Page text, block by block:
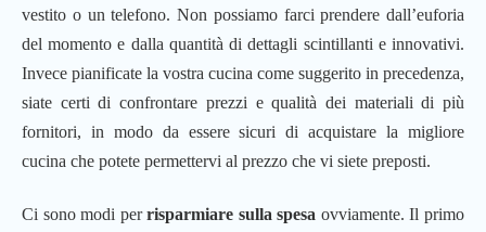
vestito o un telefono. Non possiamo farci prendere dall’euforia
del momento e dalla quantità di dettagli scintillanti e innovativi.
Invece pianificate la vostra cucina come suggerito in precedenza,
siate certi di confrontare prezzi e qualità dei materiali di più
fornitori, in modo da essere sicuri di acquistare la migliore
cucina che potete permettervi al prezzo che vi siete preposti.
Ci sono modi perrisparmiare sulla spesa ovviamente. Il primo